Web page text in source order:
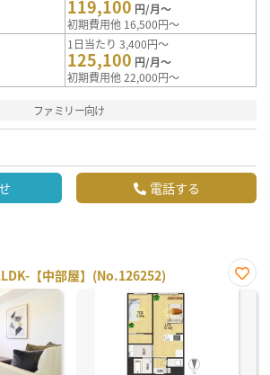
119,100 円/月～
初期費用他 16,500円～
1日当たり 3,400円～
125,100 円/月～
初期費用他 22,000円～
ファミリー向け
電話する
【中部屋】(No.126252)
お気